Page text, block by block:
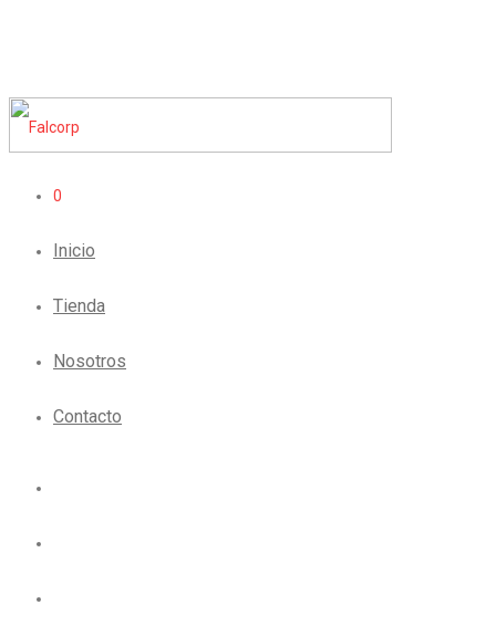
0
Inicio
Tienda
Nosotros
Contacto